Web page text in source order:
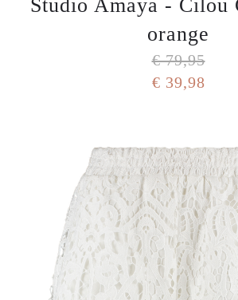
Studio Amaya - Cilou
orange
€ 79,95
€ 39,98